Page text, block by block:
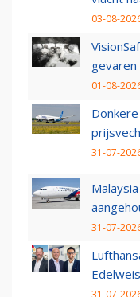
03-08-
01-08-
31-07-
31-07-
31-07-